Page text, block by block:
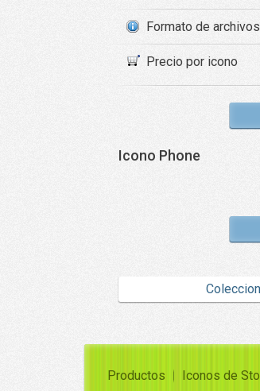
Formato de archivos
Precio por icono
Icono Phone
Productos Iconos de